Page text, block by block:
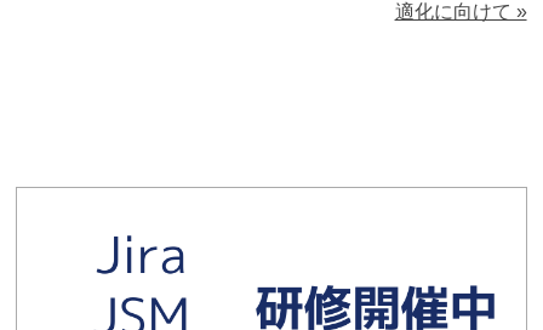
適化に向けて »